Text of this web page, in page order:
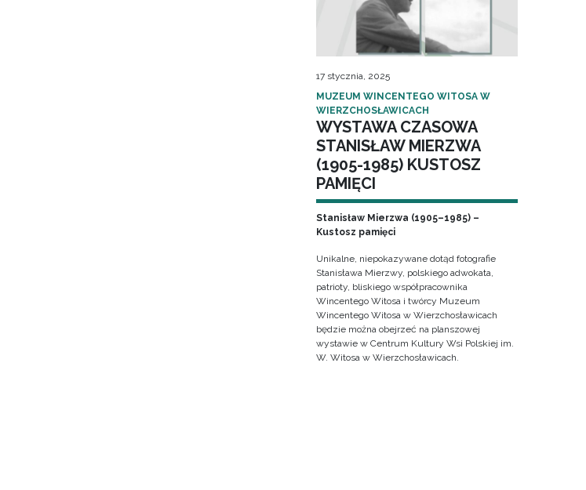
17 stycznia, 2025
MUZEUM WINCENTEGO WITOSA W
WIERZCHOSŁAWICACH
WYSTAWA CZASOWA
STANISŁAW MIERZWA
(1905-1985) KUSTOSZ
PAMIĘCI
Stanisław Mierzwa (1905–1985) –
Kustosz pamięci
Unikalne, niepokazywane dotąd fotografie
Stanisława Mierzwy, polskiego adwokata,
patrioty, bliskiego współpracownika
Wincentego Witosa i twórcy Muzeum
Wincentego Witosa w Wierzchosławicach
będzie można obejrzeć na planszowej
wystawie w Centrum Kultury Wsi Polskiej im.
W. Witosa w Wierzchosławicach.